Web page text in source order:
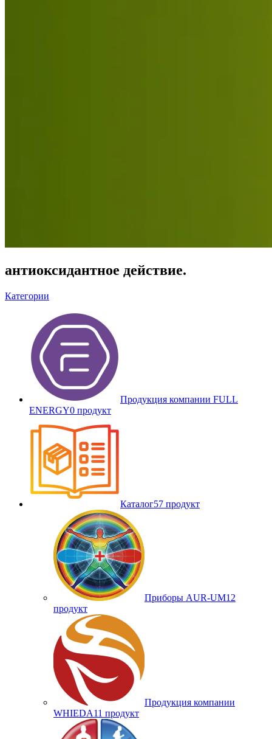
антиоксидантное действие.
Категории
Продукция компании FULL
ENERGY0 продукт
Каталог57 продукт
Приборы AUR-UM12
продукт
Продукция компании
WHIEDA11 продукт